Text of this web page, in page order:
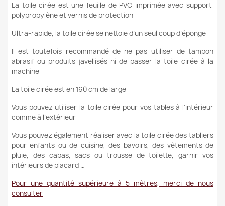
La toile cirée est une feuille de PVC imprimée avec support
polypropylène et vernis de protection
Ultra-rapide, la toile cirée se nettoie d’un seul coup d’éponge
Il est toutefois recommandé de ne pas utiliser de tampon
abrasif ou produits javellisés ni de passer la toile cirée à la
machine
La toile cirée est en 160 cm de large
Vous pouvez utiliser la toile cirée pour vos tables à l’intérieur
comme à l’extérieur
Vous pouvez également réaliser avec la toile cirée des tabliers
pour enfants ou de cuisine, des bavoirs, des vêtements de
pluie, des cabas, sacs ou trousse de toilette, garnir vos
intérieurs de placard …
Pour une quantité supérieure à 5 mètres, merci de nous
consulter